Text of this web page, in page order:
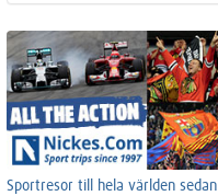
Sportresor till hela världen sedan